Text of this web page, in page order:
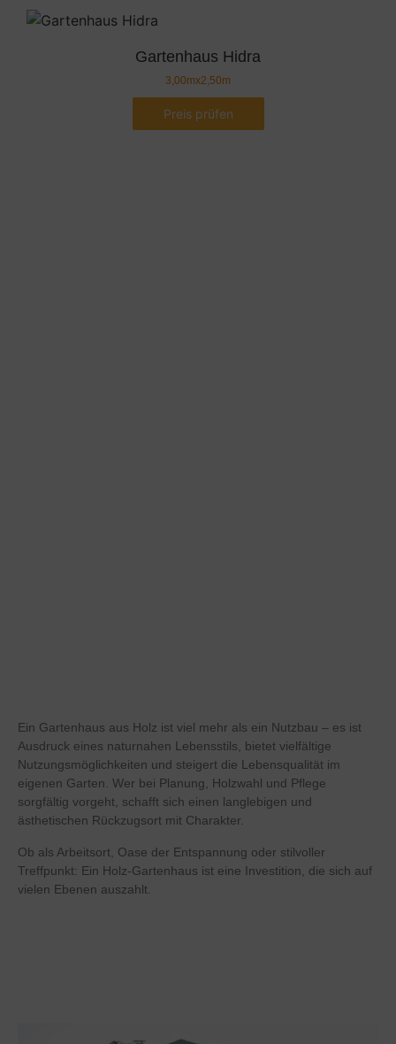
Gartenhaus Hidra
3,00mx2,50m
Preis prüfen
Ein Gartenhaus aus Holz ist viel mehr als ein Nutzbau – es ist
Ausdruck eines naturnahen Lebensstils, bietet vielfältige
Nutzungsmöglichkeiten und steigert die Lebensqualität im
eigenen Garten. Wer bei Planung, Holzwahl und Pflege
sorgfältig vorgeht, schafft sich einen langlebigen und
ästhetischen Rückzugsort mit Charakter.
Ob als Arbeitsort, Oase der Entspannung oder stilvoller
Treffpunkt: Ein Holz-Gartenhaus ist eine Investition, die sich auf
vielen Ebenen auszahlt.